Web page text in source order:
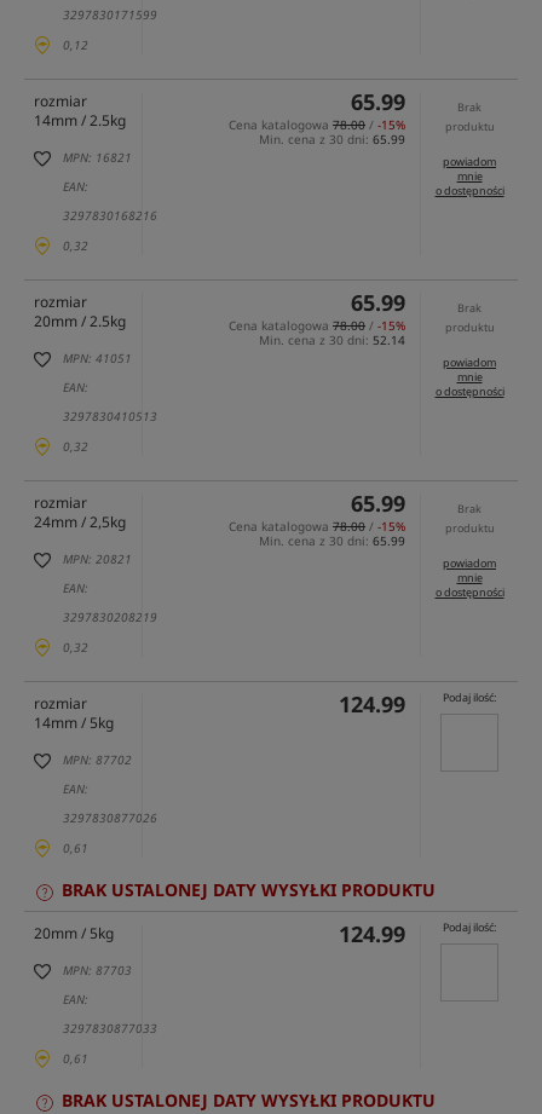
3297830171599
0,12
rozmiar
14mm / 2.5kg
MPN: 16821
EAN:
3297830168216
0,32
65.99
Cena katalogowa 78.00 / -15%
Min. cena z 30 dni: 65.99
Brak
produktu
powiadom
mnie
o dostępności
rozmiar
20mm / 2.5kg
MPN: 41051
EAN:
3297830410513
0,32
65.99
Cena katalogowa 78.00 / -15%
Min. cena z 30 dni: 52.14
Brak
produktu
powiadom
mnie
o dostępności
rozmiar
24mm / 2,5kg
MPN: 20821
EAN:
3297830208219
0,32
65.99
Cena katalogowa 78.00 / -15%
Min. cena z 30 dni: 65.99
Brak
produktu
powiadom
mnie
o dostępności
rozmiar
14mm / 5kg
MPN: 87702
EAN:
3297830877026
0,61
124.99 Podaj ilość:
BRAK USTALONEJ DATY WYSYŁKI PRODUKTU
20mm / 5kg
MPN: 87703
EAN:
3297830877033
0,61
124.99 Podaj ilość:
BRAK USTALONEJ DATY WYSYŁKI PRODUKTU